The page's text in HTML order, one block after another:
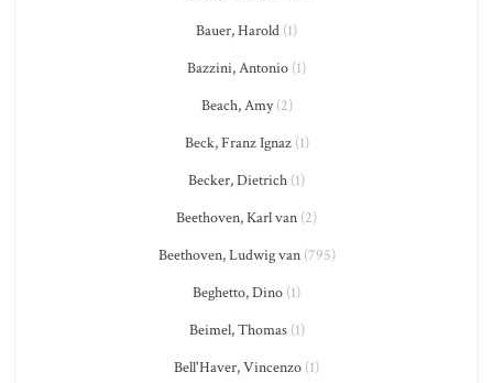
Bauer, Harold (1)
Bazzini, Antonio (1)
Beach, Amy(2)
Beck, Franz Ignaz(1)
Becker, Dietrich (1)
Beethoven, Karl van (2)
Beethoven, Ludwig van(795)
Beghetto, Dino (1)
Beimel, Thomas(1)
Bell'Haver, Vincenzo (1)